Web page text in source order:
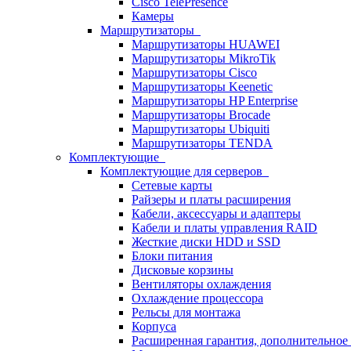
Камеры
Маршрутизаторы
Маршрутизаторы HUAWEI
Маршрутизаторы MikroTik
Маршрутизаторы Cisco
Маршрутизаторы Keenetic
Маршрутизаторы HP Enterprise
Маршрутизаторы Brocade
Маршрутизаторы Ubiquiti
Маршрутизаторы TENDA
Комплектующие
Комплектующие для серверов
Сетевые карты
Райзеры и платы расширения
Кабели, аксессуары и адаптеры
Кабели и платы управления RAID
Жесткие диски HDD и SSD
Блоки питания
Дисковые корзины
Вентиляторы охлаждения
Охлаждение процессора
Рельсы для монтажа
Корпуса
Расширенная гарантия,